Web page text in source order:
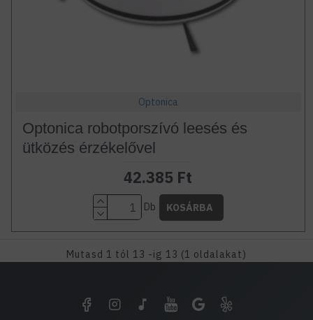
Optonica
Optonica robotporszívó leesés és
ütközés érzékelővel
42.385 Ft
Db KOSÁRBA
Mutasd 1 tól 13 -ig 13 (1 oldalakat)